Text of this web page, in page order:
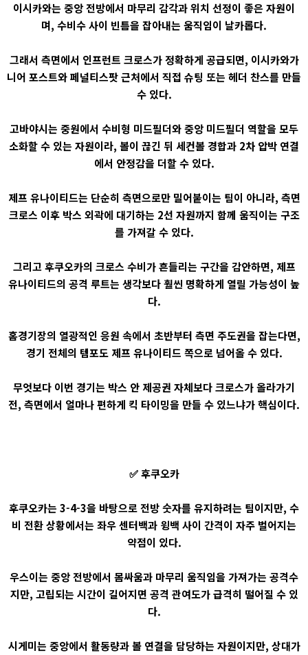
이시카와는 중앙 전방에서 마무리 감각과 위치 선정이 좋은 자원이
며, 수비수 사이 빈틈을 잡아내는 움직임이 날카롭다.
그래서 측면에서 인프런트 크로스가 정확하게 공급되면, 이시카와가
니어 포스트와 페널티스팟 근처에서 직접 슈팅 또는 헤더 찬스를 만들
수 있다.
고바야시는 중원에서 수비형 미드필더와 중앙 미드필더 역할을 모두
소화할 수 있는 자원이라, 볼이 끊긴 뒤 세컨볼 경합과 2차 압박 연결
에서 안정감을 더할 수 있다.
제프 유나이티드는 단순히 측면으로만 밀어붙이는 팀이 아니라, 측면
크로스 이후 박스 외곽에 대기하는 2선 자원까지 함께 움직이는 구조
를 가져갈 수 있다.
그리고 후쿠오카의 크로스 수비가 흔들리는 구간을 감안하면, 제프
유나이티드의 공격 루트는 생각보다 훨씬 명확하게 열릴 가능성이 높
다.
홈경기장의 열광적인 응원 속에서 초반부터 측면 주도권을 잡는다면,
경기 전체의 템포도 제프 유나이티드 쪽으로 넘어올 수 있다.
무엇보다 이번 경기는 박스 안 제공권 자체보다 크로스가 올라가기
전, 측면에서 얼마나 편하게 킥 타이밍을 만들 수 있느냐가 핵심이다.
✅ 후쿠오카
후쿠오카는 3-4-3을 바탕으로 전방 숫자를 유지하려는 팀이지만, 수
비 전환 상황에서는 좌우 센터백과 윙백 사이 간격이 자주 벌어지는
약점이 있다.
우스이는 중앙 전방에서 몸싸움과 마무리 움직임을 가져가는 공격수
지만, 고립되는 시간이 길어지면 공격 관여도가 급격히 떨어질 수 있
다.
시게미는 중앙에서 활동량과 볼 연결을 담당하는 자원이지만, 상대가